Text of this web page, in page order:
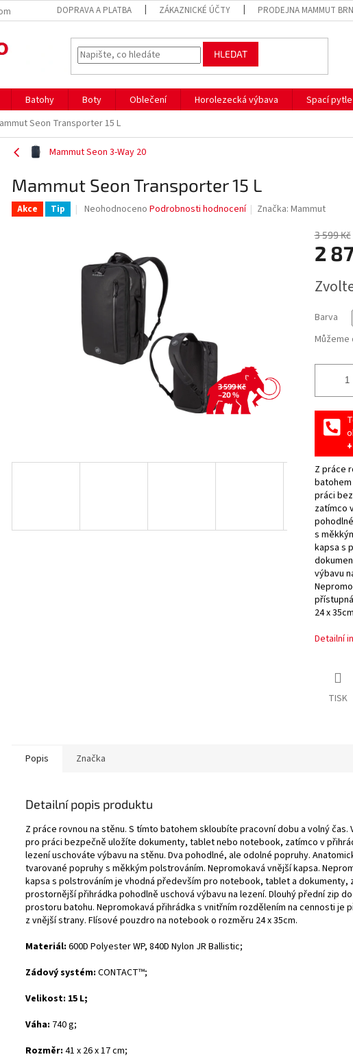
DOPRAVA A PLATBA ZÁKAZNICKÉ ÚČTY PRODEJNA MAMMUT
HLEDAT
Batohy Boty Oblečení Horolezecká výbava Spací pytle
Seon Transporter 15 L
Mammut Seon 3-Way 20
Mammut Seon Transporter 15 L
Akce Tip
Průměrné
hvězdiček.
Neohodnoceno Podrobnosti hodnocení Značka:Mammut
3 599 Kč
–20 %
3 599 Kč
2
cena:
Barva
Můžeme
Z práce
práci
zatímco
s
kapsa s
výbavu
24 x
Detailní
TISK
Popis Značka
Detailní popis produktu
Z práce rovnou na stěnu. S tímto batohem skloubíte pracovní dobu a volný čas.
pro práci bezpečně uložíte dokumenty, tablet nebo notebook, zatímco v
lezení uschováte výbavu na stěnu. Dva pohodlné, ale odolné popruhy.
tvarované popruhy s měkkým polstrováním. Nepromokavá vnější kapsa.
kapsa s polstrováním je vhodná především pro notebook, tablet a dokumenty,
prostornější přihrádka pohodlně uschová výbavu na lezení. Dlouhý přední zip
prostoru batohu. Nepromokavá přihrádka s vnitřním rozdělením na cennosti je
z vnější strany. Flísové pouzdro na notebook o rozměru 24 x 35cm.
Materiál: 600D Polyester WP, 840D Nylon JR Ballistic;
Zádový systém: CONTACT™;
Velikost: 15 L;
Váha: 740 g;
Rozměr: 41 x 26 x 17 cm;